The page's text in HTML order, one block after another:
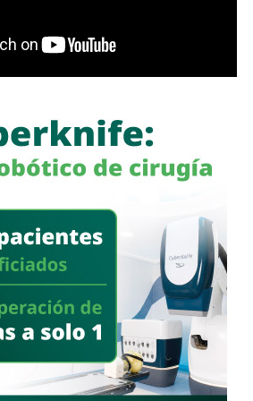
señaló que esta iniciativa forma
con la Federación para
naturales de San Luis Potosí.
2025 con 369 homicidios, el